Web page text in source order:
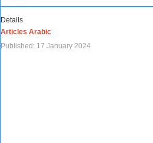
Details
Articles Arabic
Published: 17 January 2024